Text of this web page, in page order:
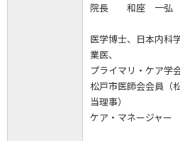
院長 和座 一弘
医学博士、日本内科
業医、
プライマリ・ケア学
松戸市医師会会員（
当理事）
ケア・マネージャー